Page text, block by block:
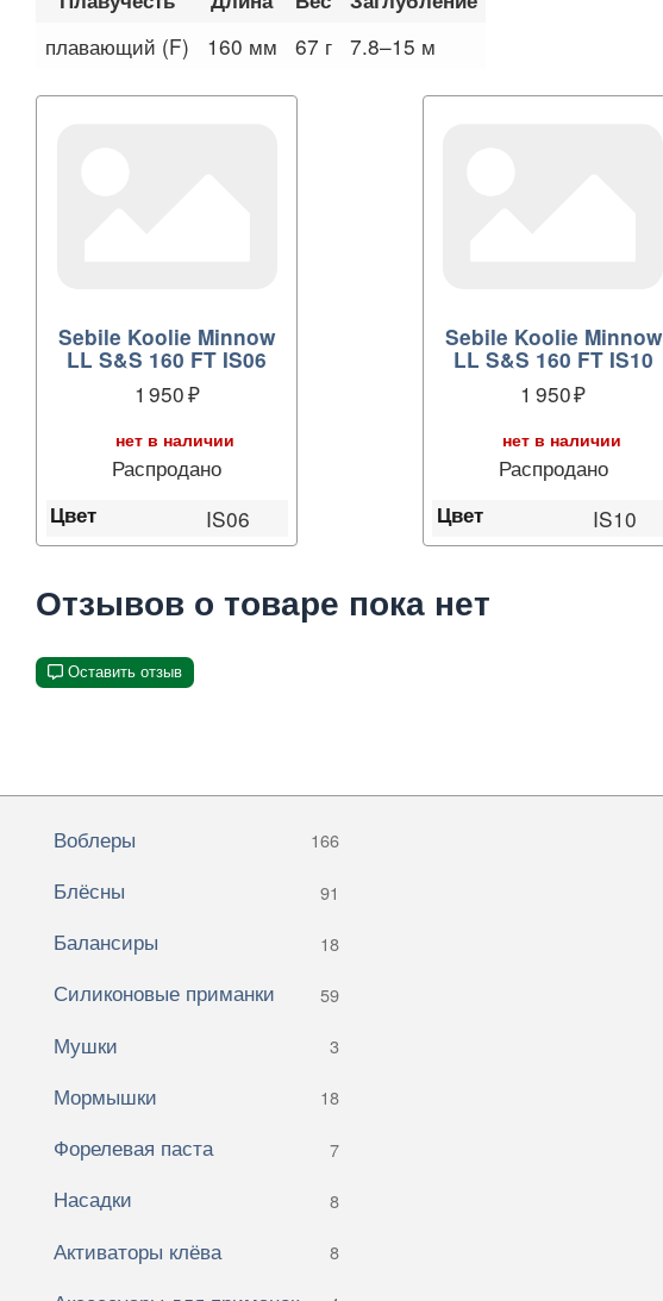
плавающий (F) 160 мм 67 г 7.8–15 м
Sebile Koolie Minnow
LL S&S 160 FT IS06
1 950
нет в наличии
Распродано
Цвет IS06
Sebile Koolie Minnow
LL S&S 160 FT IS10
1 950
нет в наличии
Распродано
Цвет IS10
Отзывов о товаре пока нет
Оставить отзыв
Воблеры 166
Блёсны 91
Балансиры 18
Силиконовые приманки 59
Мушки 3
Мормышки 18
Форелевая паста 7
Насадки 8
Активаторы клёва 8